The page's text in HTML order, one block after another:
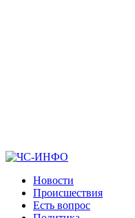
Новости
Происшествия
Есть вопрос